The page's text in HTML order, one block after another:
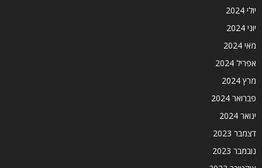
יולי 2024
יוני 2024
מאי 2024
אפריל 2024
מרץ 2024
פברואר 2024
ינואר 2024
דצמבר 2023
נובמבר 2023